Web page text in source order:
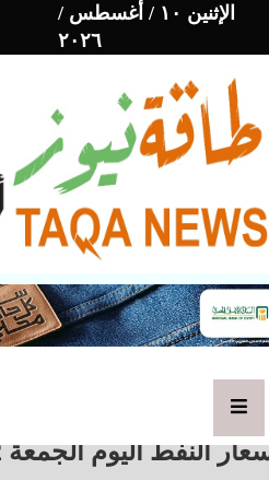
الإثنين ١٠ / أغسطس /
٢٠٢٦
النفط اليوم الجمعة 12 يونيو 2026